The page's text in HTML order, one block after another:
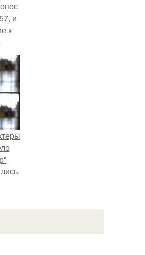
и
к
"не
я